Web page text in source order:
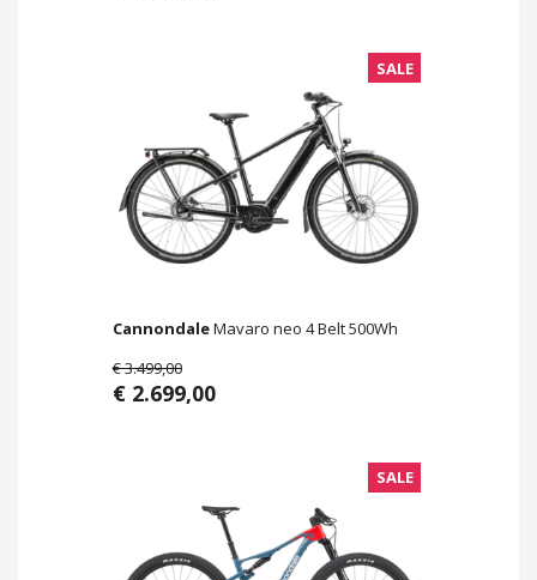
SALE
CannondaleMavaro neo 4 Belt 500Wh
€ 3.499,00
€ 2.699,00
SALE